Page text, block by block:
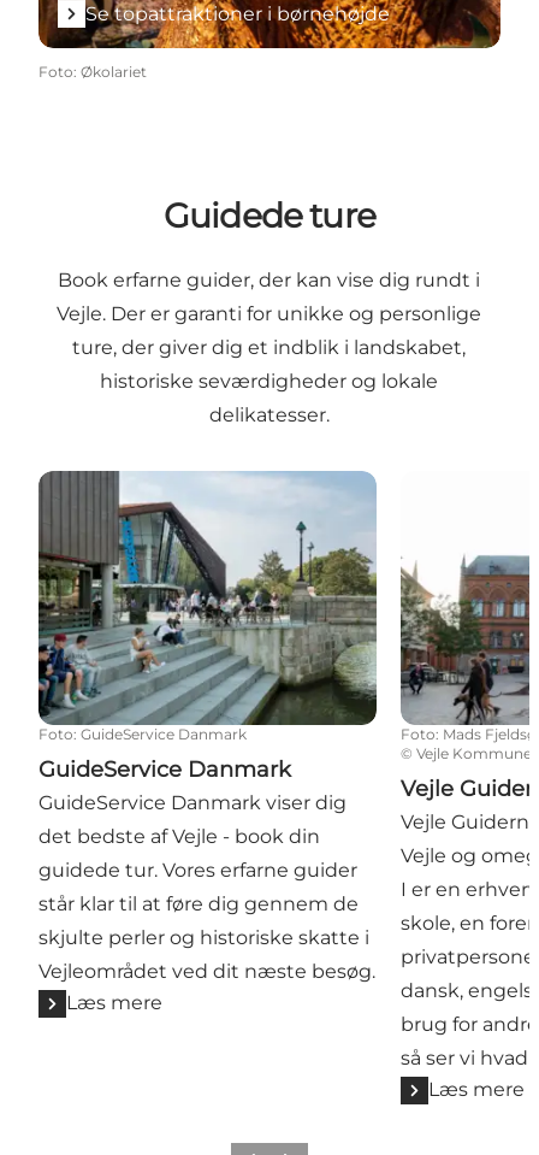
Se topattraktioner i børnehøjde
Foto: Økolariet
Guidede ture
Book erfarne guider, der kan vise dig rundt i
Vejle. Der er garanti for unikke og personlige
ture, der giver dig et indblik i landskabet,
historiske seværdigheder og lokale
delikatesser.
GuideService Danmark
Foto: GuideService Danmark
GuideService Danmark
GuideService Danmark viser dig
det bedste af Vejle - book din
guidede tur. Vores erfarne guider
står klar til at føre dig gennem de
skjulte perler og historiske skatte i
Vejleområdet ved dit næste besøg.
Læs mere
Foto: Mads
©Vejle Kommune
Vejle
Vejle
Vejle og
I er en
skole, en
dansk,
brug for
så ser vi hvad
Læs mere